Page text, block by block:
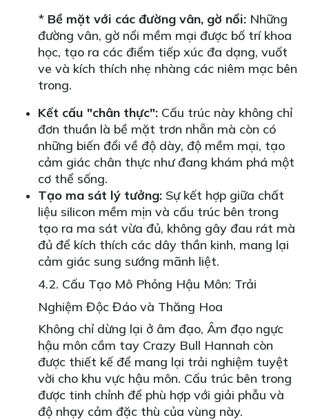
* Bề mặt với các đường vân, gờ nổi: Những
đường vân, gờ nổi mềm mại được bố trí khoa
học, tạo ra các điểm tiếp xúc đa dạng, vuốt
ve và kích thích nhẹ nhàng các niêm mạc bên
trong.
Kết cấu "chân thực": Cấu trúc này không chỉ
đơn thuần là bề mặt trơn nhẵn mà còn có
những biến đổi về độ dày, độ mềm mại, tạo
cảm giác chân thực như đang khám phá một
cơ thể sống.
Tạo ma sát lý tưởng: Sự kết hợp giữa chất
liệu silicon mềm mịn và cấu trúc bên trong
tạo ra ma sát vừa đủ, không gây đau rát mà
đủ để kích thích các dây thần kinh, mang lại
cảm giác sung sướng mãnh liệt.
4.2. Cấu Tạo Mô Phỏng Hậu Môn: Trải
Nghiệm Độc Đáo và Thăng Hoa
Không chỉ dừng lại ở âm đạo, Âm đạo ngực
hậu môn cầm tay Crazy Bull Hannah còn
được thiết kế để mang lại trải nghiệm tuyệt
vời cho khu vực hậu môn. Cấu trúc bên trong
được tinh chỉnh để phù hợp với giải phẫu và
độ nhạy cảm đặc thù của vùng này.